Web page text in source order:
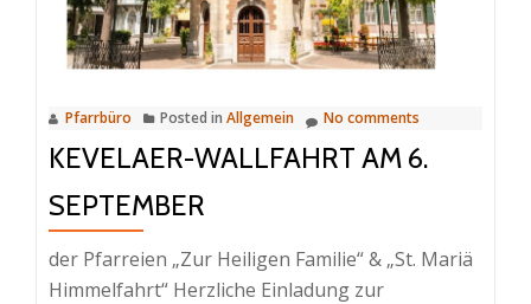
Pfarrbüro Posted in Allgemein No comments
KEVELAER-WALLFAHRT AM 6.
SEPTEMBER
der Pfarreien „Zur Heiligen Familie“ & „St. Mariä
Himmelfahrt“ Herzliche Einladung zur